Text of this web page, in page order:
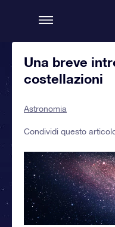
Una breve
costellazioni
Astronomia
Condividi questo